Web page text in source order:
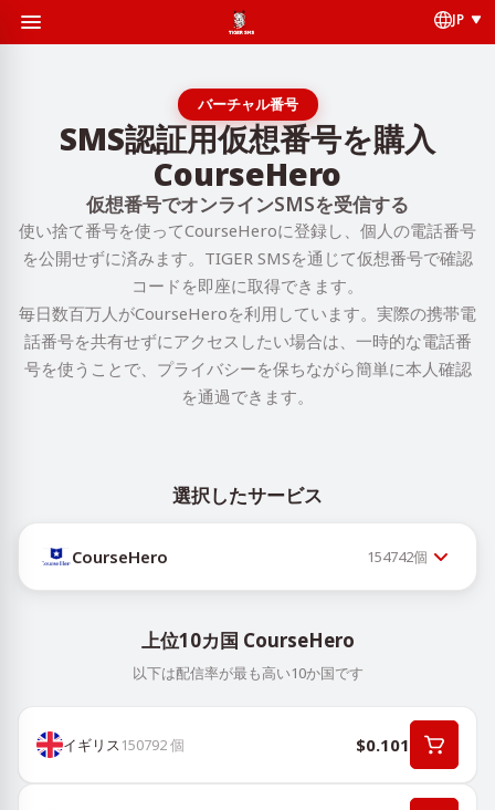
JP
バーチャル番号
SMS認証用仮想番号を購入
CourseHero
仮想番号でオンラインSMSを受信する
使い捨て番号を使ってCourseHeroに登録し、個人の電話番号
を公開せずに済みます。TIGER SMSを通じて仮想番号で確認
コードを即座に取得できます。
毎日数百万人がCourseHeroを利用しています。実際の携帯電
話番号を共有せずにアクセスしたい場合は、一時的な電話番
号を使うことで、プライバシーを保ちながら簡単に本人確認
を通過できます。
選択したサービス
CourseHero 154742個
上位10カ国 CourseHero
以下は配信率が最も高い10か国です
イギリス 150792個 $0.101